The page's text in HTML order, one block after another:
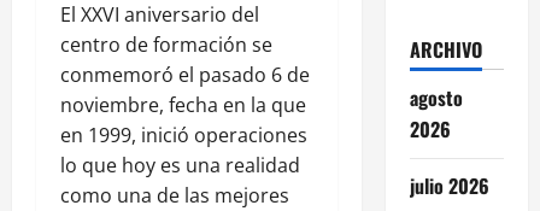
El XXVI aniversario del
centro de formación se
conmemoró el pasado 6 de
noviembre, fecha en la que
en 1999, inició operaciones
lo que hoy es una realidad
como una de las mejores
ARCHIVO
agosto
2026
julio 2026